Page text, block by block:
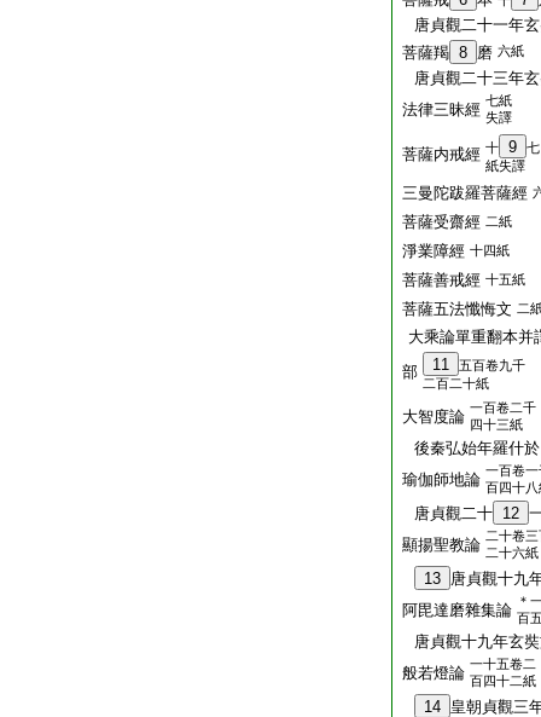
唐貞觀二十一年
菩薩羯 8 磨 六紙
唐貞觀二十三年
法律三昧經 七紙
失譯
菩薩内戒經 十 9
七
紙失譯
三曼陀跋羅菩薩經
菩薩受齋經 二紙
淨業障經 十四紙
菩薩善戒經 十五紙
菩薩五法懺悔文 二
大乘論單重翻本并
部
11
五百卷九千
二百二十紙
大智度論 一百卷二千
四十三紙
後秦弘始年羅什
瑜伽師地論 一百卷一
百四十八
唐貞觀二十 12
顯揚聖教論 二十卷三
二十六紙
13 唐貞觀十九
阿毘達磨雜集論 ＊
百
唐貞觀十九年玄
般若燈論 一十五卷二
百四十二紙
14 皇朝貞觀三